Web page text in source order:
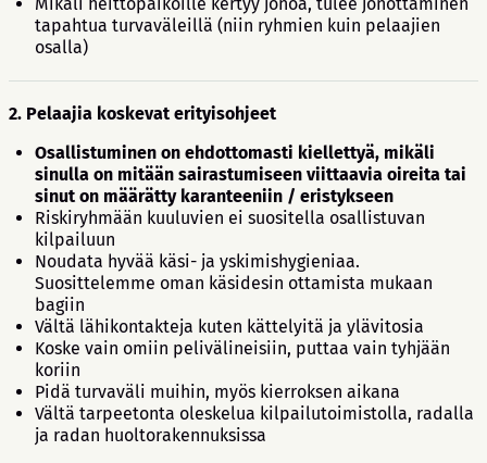
tapahtua turvaväleillä (niin ryhmien kuin pelaajien
osalla)
2. Pelaajia koskevat erityisohjeet
Osallistuminen on ehdottomasti kiellettyä, mikäli
sinulla on mitään sairastumiseen viittaavia oireita tai
sinut on määrätty karanteeniin / eristykseen
Riskiryhmään kuuluvien ei suositella osallistuvan
kilpailuun
Noudata hyvää käsi- ja yskimishygieniaa.
Suosittelemme oman käsidesin ottamista mukaan
bagiin
Vältä lähikontakteja kuten kättelyitä ja ylävitosia
Koske vain omiin pelivälineisiin, puttaa vain tyhjään
koriin
Pidä turvaväli muihin, myös kierroksen aikana
Vältä tarpeetonta oleskelua kilpailutoimistolla, radalla
ja radan huoltorakennuksissa